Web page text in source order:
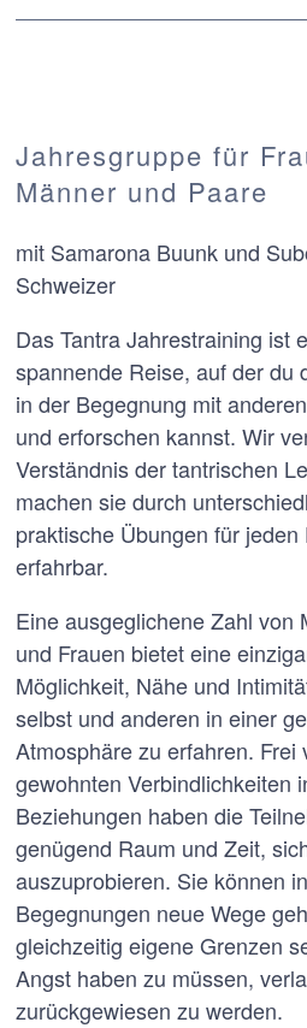
Jahresgruppe für
Männer und Paare
mit Samarona Buunk und
Schweizer
Das Tantra Jahrestraining ist
spannende Reise, auf der du
in der Begegnung mit
und erforschen kannst. Wir
Verständnis der tantrischen
machen sie durch
praktische Übungen für jeden
erfahrbar.
Eine ausgeglichene Zahl von
und Frauen bietet eine
Möglichkeit, Nähe und
selbst und anderen in einer
Atmosphäre zu erfahren. Frei
gewohnten Verbindlichkeiten
Beziehungen haben die
genügend Raum und Zeit,
auszuprobieren. Sie können
Begegnungen neue Wege
gleichzeitig eigene Grenzen
Angst haben zu müssen,
zurückgewiesen zu werden.